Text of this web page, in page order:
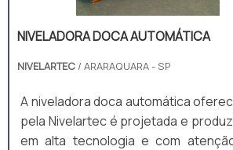
NIVELADORA DOCA AUTOMÁTICA
NIVELARTEC / ARARAQUARA - SP
A niveladora doca automática
pela Nivelartec é projetada e
em alta tecnologia e com